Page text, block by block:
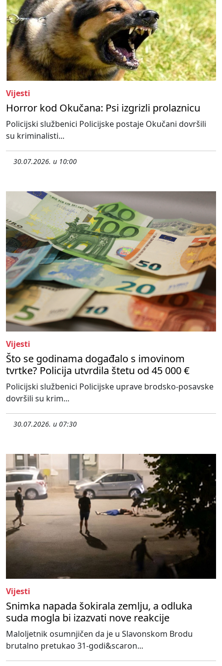
Vijesti
Horror kod Okučana: Psi izgrizli prolaznicu
Policijski službenici Policijske postaje Okučani dovršili
su kriminalisti...
30.07.2026. u 10:00
Vijesti
Što se godinama događalo s imovinom
tvrtke? Policija utvrdila štetu od 45 000 €
Policijski službenici Policijske uprave brodsko-posavske
dovršili su krim...
30.07.2026. u 07:30
Vijesti
Snimka napada šokirala zemlju, a odluka
suda mogla bi izazvati nove reakcije
Maloljetnik osumnjičen da je u Slavonskom Brodu
brutalno pretukao 31-godi&scaron...